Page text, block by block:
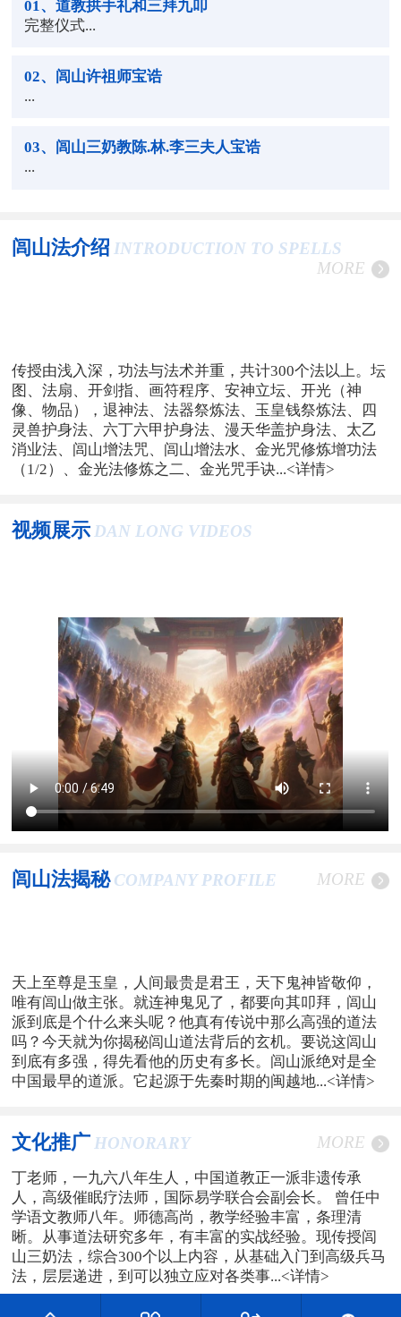
01 、道教拱手礼和三拜九叩
完整仪式...
02、闾山许祖师宝诰
...
03、闾山三奶教陈.林.李三夫人宝诰
...
闾山法介绍 INTRODUCTION TO SPELLS
MORE
传授由浅入深，功法与法术并重，共计300个法以上。坛
图、法扇、开剑指、画符程序、安神立坛、开光（神
像、物品），退神法、法器祭炼法、玉皇钱祭炼法、四
灵兽护身法、六丁六甲护身法、漫天华盖护身法、太乙
消业法、闾山增法咒、闾山增法水、金光咒修炼增功法
（1/2）、金光法修炼之二、金光咒手诀...<详情>
视频展示 DAN LONG VIDEOS
闾山法揭秘 COMPANY PROFILE MORE
天上至尊是玉皇，人间最贵是君王，天下鬼神皆敬仰，
唯有闾山做主张。就连神鬼见了，都要向其叩拜，闾山
派到底是个什么来头呢？他真有传说中那么高强的道法
吗？今天就为你揭秘闾山道法背后的玄机。要说这闾山
到底有多强，得先看他的历史有多长。闾山派绝对是全
中国最早的道派。它起源于先秦时期的闽越地...<详情>
文化推广 HONORARY MORE
丁老师，一九六八年生人，中国道教正一派非遗传承
人，高级催眠疗法师，国际易学联合会副会长。 曾任中
学语文教师八年。师德高尚，教学经验丰富，条理清
晰。从事道法研究多年，有丰富的实战经验。现传授闾
山三奶法，综合300个以上内容，从基础入门到高级兵马
法，层层递进，到可以独立应对各类事...<详情>